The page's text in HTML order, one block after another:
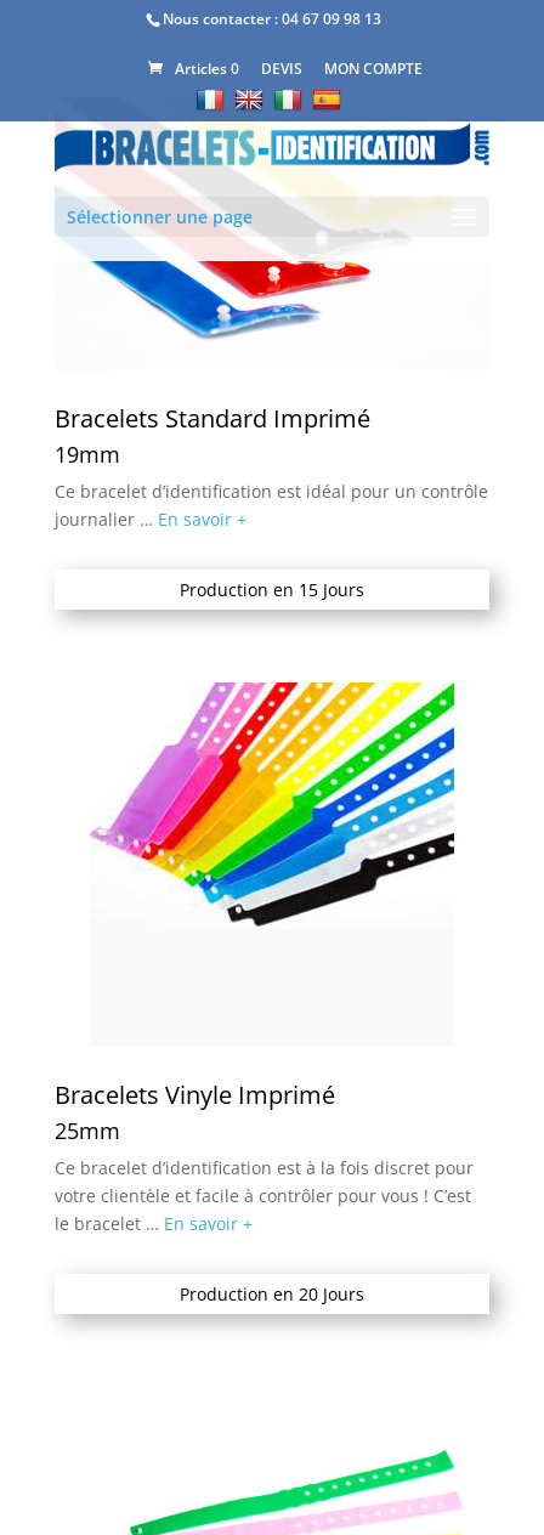
Nous contacter :04 67 09 98 13
Articles 0 DEVIS MON COMPTE
Sélectionner une page
Bracelets Standard Imprimé
19mm
Ce bracelet d’identification est idéal pour un contrôle
journalier … En savoir +
Production en 15 Jours
Bracelets Vinyle Imprimé
25mm
Ce bracelet d’identification est à la fois discret pour
votre clientèle et facile à contrôler pour vous ! C’est
le bracelet … En savoir +
Production en 20 Jours